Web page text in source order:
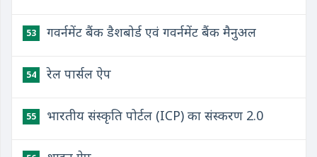
53 गवर्नमेंट बैंक डैशबोर्ड एवं गवर्नमेंट बैंक मैनुअल
54 रेल पार्सल ऐप
55 भारतीय संस्कृति पोर्टल (ICP) का संस्करण 2.0